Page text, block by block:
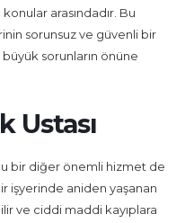
arasındadır. Bu
sorunsuz ve güvenli bir
büyük sorunların önüne
Ustası
bir diğer önemli hizmet de
işyerinde aniden yaşanan
ve ciddi maddi kayıplara